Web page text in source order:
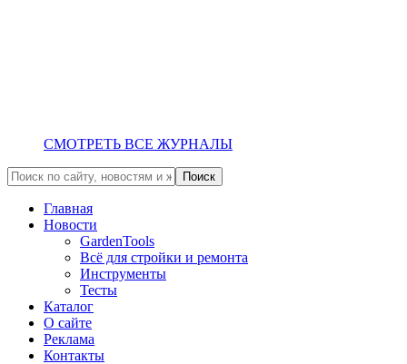
СМОТРЕТЬ ВСЕ ЖУРНАЛЫ
Главная
Новости
GardenTools
Всё для стройки и ремонта
Инструменты
Тесты
Каталог
О сайте
Реклама
Контакты